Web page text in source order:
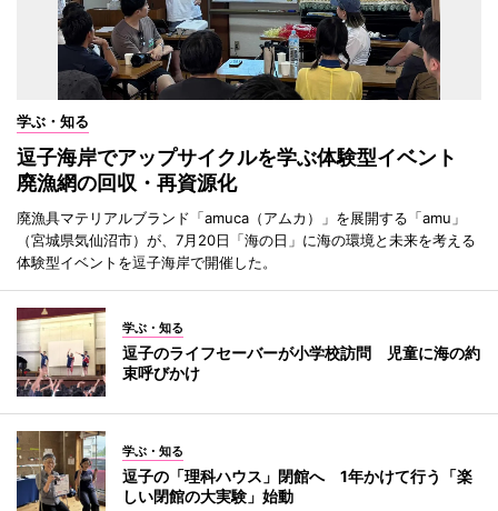
学ぶ・知る
逗子海岸でアップサイクルを学ぶ体験型イベント
廃漁網の回収・再資源化
廃漁具マテリアルブランド「amuca（アムカ）」を展開する「amu」
（宮城県気仙沼市）が、7月20日「海の日」に海の環境と未来を考える
体験型イベントを逗子海岸で開催した。
学ぶ・知る
逗子のライフセーバーが小学校訪問 児童に海の約
束呼びかけ
学ぶ・知る
逗子の「理科ハウス」閉館へ 1年かけて行う「楽
しい閉館の大実験」始動